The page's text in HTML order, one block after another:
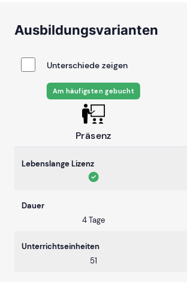
Ausbildungsvarianten
Unterschiede zeigen
Präsenz
Am häufigsten gebucht
Lebenslange Lizenz
Dauer
4 Tage
Unterrichtseinheiten
51